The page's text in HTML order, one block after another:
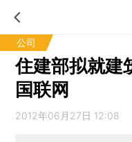
公司
住建部拟就建
国联网
2012年06月27日 12:08